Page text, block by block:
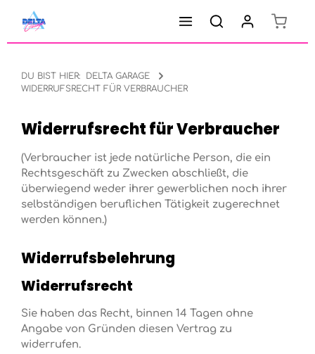
Zum Hauptinhalt springen
DU BIST HIER:
DELTA GARAGE
WIDERRUFSRECHT FÜR VERBRAUCHER
Widerrufsrecht für Verbraucher
(Verbraucher ist jede natürliche Person, die ein
Rechtsgeschäft zu Zwecken abschließt, die
überwiegend weder ihrer gewerblichen noch ihrer
selbständigen beruflichen Tätigkeit zugerechnet
werden können.)
Widerrufsbelehrung
Widerrufsrecht
Sie haben das Recht, binnen 14 Tagen ohne
Angabe von Gründen diesen Vertrag zu
widerrufen.